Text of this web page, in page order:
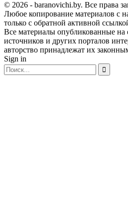
© 2026 - baranovichi.by. Все права
Любое копирование материалов с
только с обратной активной
Все материалы опубликованные на
источников и других порталов
авторство принадлежат их
Sign in